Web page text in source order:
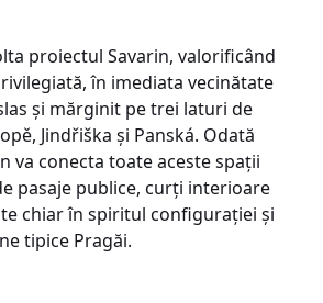
proiectul Savarin, valorificând
în imediata vecinătate
și mărginit pe trei laturi de
Jindřiška și Panská. Odată
va conecta toate aceste spații
pasaje publice, curți interioare
chiar în spiritul configurației și
tipice Pragăi.